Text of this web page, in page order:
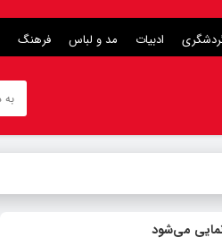
ادبیات مد و لباس فرهنگ
می‌شود